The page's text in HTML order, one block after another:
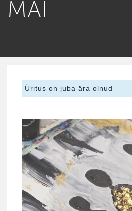
MAI
Üritus on juba ära olnud